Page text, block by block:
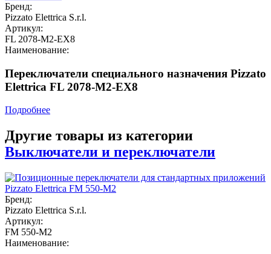
Бренд:
Pizzato Elettrica S.r.l.
Артикул:
FL 2078-M2-EX8
Наименование:
Переключатели специального назначения Pizzato
Elettrica FL 2078-M2-EX8
Подробнее
Другие товары из категории
Выключатели и переключатели
Бренд:
Pizzato Elettrica S.r.l.
Артикул:
FM 550-M2
Наименование: